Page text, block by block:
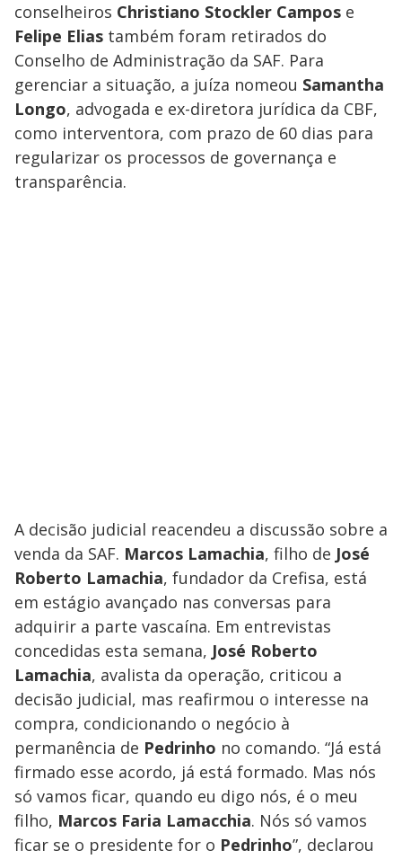
conselheiros Christiano Stockler Campos e
Felipe Elias também foram retirados do
Conselho de Administração da SAF. Para
gerenciar a situação, a juíza nomeou Samantha
Longo, advogada e ex-diretora jurídica da CBF,
como interventora, com prazo de 60 dias para
regularizar os processos de governança e
transparência.
A decisão judicial reacendeu a discussão sobre a
venda da SAF. Marcos Lamachia, filho de José
Roberto Lamachia, fundador da Crefisa, está
em estágio avançado nas conversas para
adquirir a parte vascaína. Em entrevistas
concedidas esta semana, José Roberto
Lamachia, avalista da operação, criticou a
decisão judicial, mas reafirmou o interesse na
compra, condicionando o negócio à
permanência de Pedrinho no comando. “Já está
firmado esse acordo, já está formado. Mas nós
só vamos ficar, quando eu digo nós, é o meu
filho, Marcos Faria Lamacchia. Nós só vamos
ficar se o presidente for o Pedrinho”, declarou